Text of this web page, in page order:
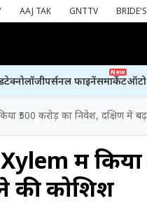
AAJ TAK GNTTV
टेक्नोलॉजीपर्सनल फाइनेंस
New
मार्केटऑटो
₹500 करोड़ का निवेश, दक्षिण में
में किया
की कोशिश